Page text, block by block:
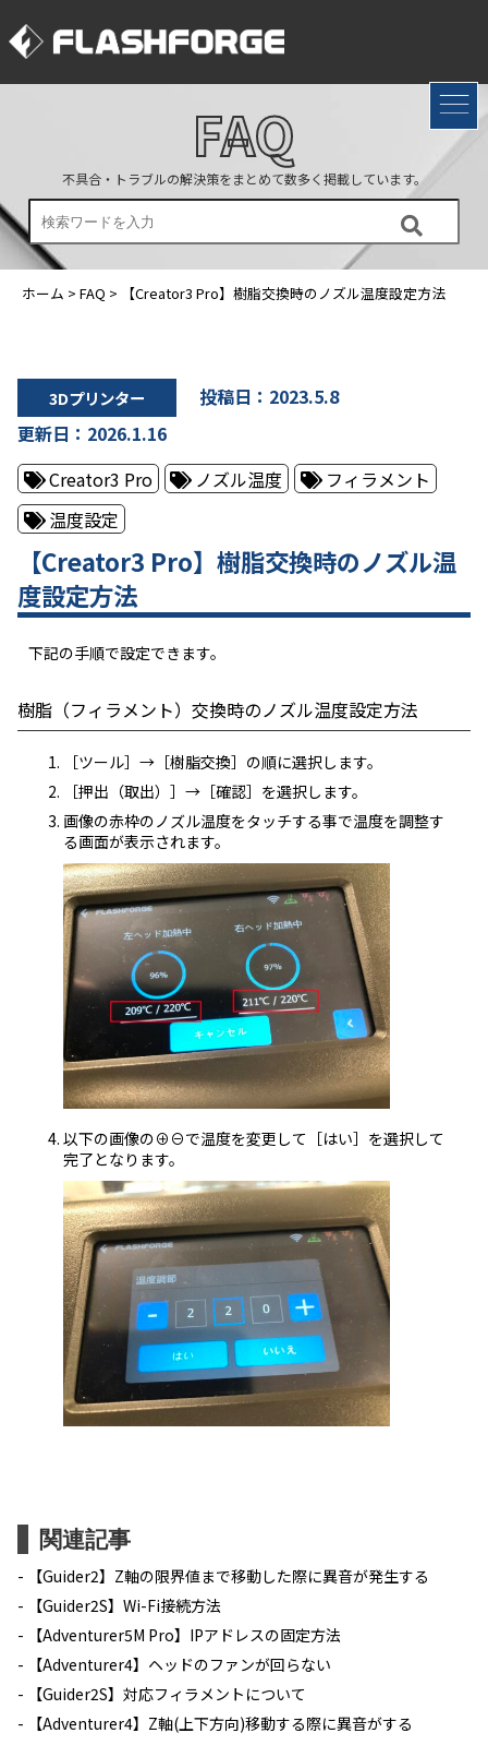
FAQ
不具合・トラブルの解決策をまとめて数多く掲載しています。
ホーム > FAQ > 【Creator3 Pro】樹脂交換時のノズル温度設定方法
3Dプリンター
投稿日：2023.5.8
更新日：2026.1.16
Creator3 Pro
ノズル温度
フィラメント
温度設定
【Creator3 Pro】樹脂交換時のノズル温
度設定方法
下記の手順で設定できます。
樹脂（フィラメント）交換時のノズル温度設定方法
［ツール］→［樹脂交換］の順に選択します。
［押出（取出）］→［確認］を選択します。
画像の赤枠のノズル温度をタッチする事で温度を調整す
る画面が表示されます。
以下の画像の⊕⊖で温度を変更して［はい］を選択して
完了となります。
関連記事
【Guider2】Z軸の限界値まで移動した際に異音が発生する
【Guider2S】Wi-Fi接続方法
【Adventurer5M Pro】IPアドレスの固定方法
【Adventurer4】ヘッドのファンが回らない
【Guider2S】対応フィラメントについて
【Adventurer4】Z軸(上下方向)移動する際に異音がする